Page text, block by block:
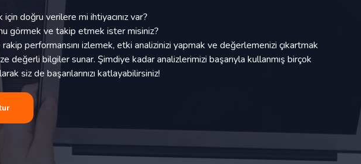
doğru verilere mi ihtiyacınız var?
görmek ve takip etmek ister misiniz?
performansını izlemek, etki analizinizi yapmak ve değerlemenizi çıkartmak
değerli bilgiler sunar. Şimdiye kadar analizlerimizi başarıyla kullanmış birçok
siz de başarılarınızı katlayabilirsiniz!